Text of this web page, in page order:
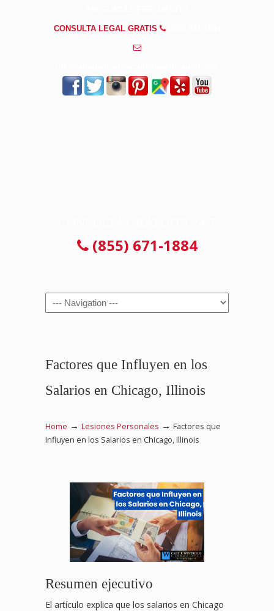
CONSULTA LEGAL GRATIS
(855) 671-1884
Navigation
Factores que Influyen en los
Salarios en Chicago, Illinois
Home → Lesiones Personales → Factores que
Influyen en los Salarios en Chicago, Illinois
Resumen ejecutivo
El artículo explica que los salarios en Chicago